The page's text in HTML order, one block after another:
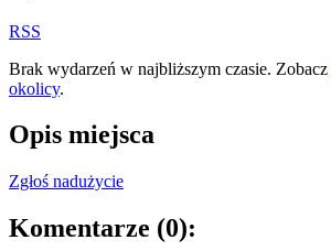
RSS
Brak wydarzeń w najbliższym czasie. Zobacz
okolicy.
Opis miejsca
Zgłoś nadużycie
Komentarze (0):